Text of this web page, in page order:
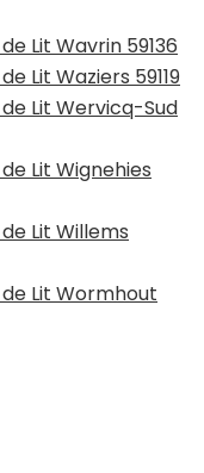
Lit Wavrin 59136
Lit Waziers 59119
Lit Wervicq-Sud
Lit Wignehies
Lit Willems
Lit Wormhout